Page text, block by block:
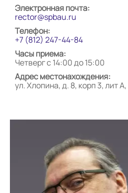
Электронная почта:
rector@spbau.ru
Телефон:
+7 (812) 247-44-84
Часы приема:
Четверг с 14:00 до 15:00
Адрес местонахождения:
ул. Хлопина, д. 8, корп 3, лит